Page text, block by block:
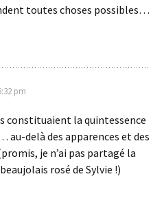
toutes choses possibles…
pm
constituaient la quintessence
au-delà des apparences et des
je n’ai pas partagé la
rosé de Sylvie !)